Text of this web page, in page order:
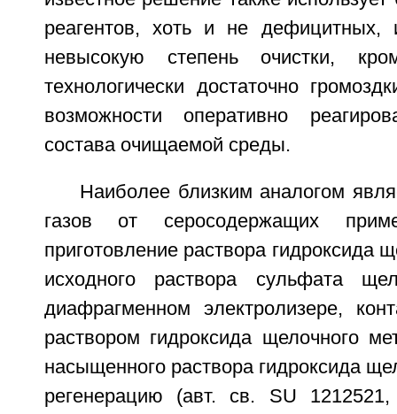
реагентов, хоть и не дефицитных,
невысокую степень очистки,
технологически достаточно
возможности оперативно
состава очищаемой среды.
Наиболее близким аналогом
газов от серосодержащих
приготовление раствора гидроксида
исходного раствора сульфата
диафрагменном электролизере,
раствором гидроксида щелочного
насыщенного раствора гидроксида
регенерацию (авт. св. SU